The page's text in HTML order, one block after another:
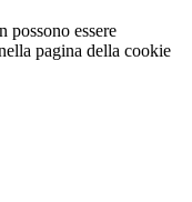
possono essere
pagina della cookie